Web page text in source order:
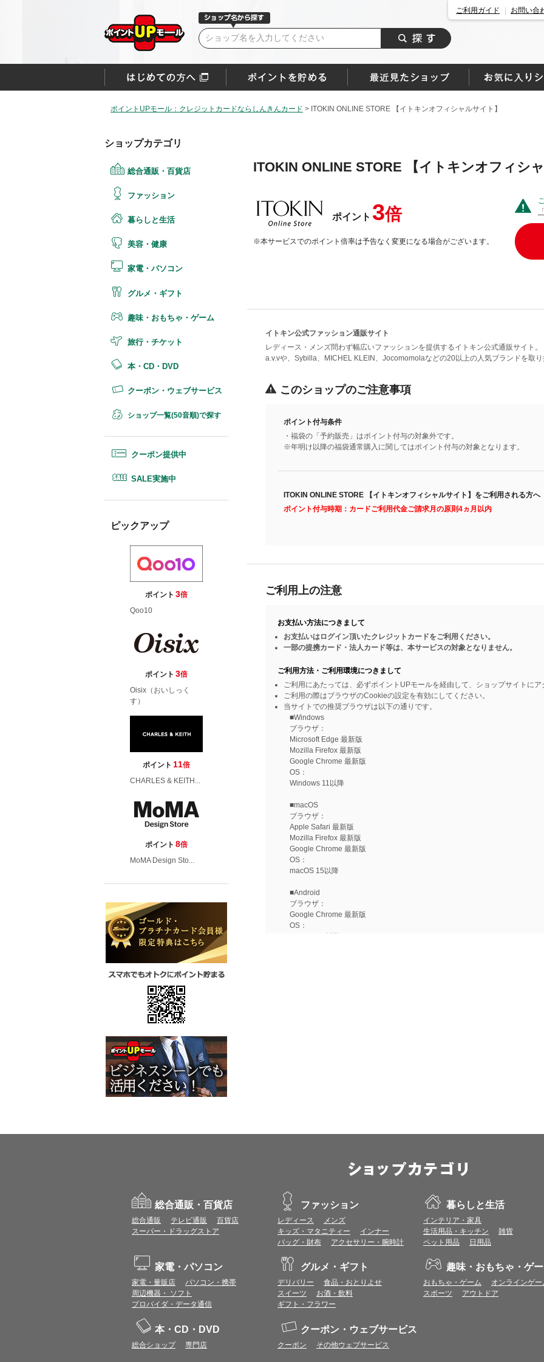
ご利用ガイド お問い合
ポイントUPモール：クレジットカードならしんきんカード > ITOKIN ONLINE STORE 【イトキンオフィシャルサイト】
ショップカテゴリ
総合通販・百貨店
ファッション
暮らしと生活
美容・健康
家電・パソコン
グルメ・ギフト
趣味・おもちゃ・ゲーム
旅行・チケット
本・CD・DVD
クーポン・ウェブサービス
ショップ一覧(50音順)で探す
クーポン提供中
SALE実施中
ピックアップ
ポイント 3倍
Qoo10
ポイント 3倍
Oisix（おいしっく
す）
ポイント 11倍
CHARLES & KEITH...
ポイント 8倍
MoMA Design Sto...
ITOKIN ONLINE STORE 【イトキンオフィシャ
ポイント 3倍
※本サービスでのポイント倍率は予告なく変更になる場合がございます。
イトキン公式ファッション通販サイト
レディース・メンズ問わず幅広いファッションを提供するイトキン公式通販サイト。
a.v.vや、Sybilla、MICHEL KLEIN、Jocomomolaなどの20以上の人気ブランドを取り
このショップのご注意事項
ポイント付与条件
・福袋の「予約販売」はポイント付与の対象外です。
※年明け以降の福袋通常購入に関してはポイント付与の対象となります。
ITOKIN ONLINE STORE 【イトキンオフィシャルサイト】をご利用される方へ
ポイント付与時期：カードご利用代金ご請求月の原則4ヵ月以内
ご利用上の注意
お支払い方法につきまして
お支払いはログイン頂いたクレジットカードをご利用ください。
一部の提携カード・法人カード等は、本サービスの対象となりません。
ご利用方法・ご利用環境につきまして
ご利用にあたっては、必ずポイントUPモールを経由して、ショップサイトにア
ご利用の際はブラウザのCookieの設定を有効にしてください。
当サイトでの推奨ブラウザは以下の通りです。
■Windows
ブラウザ：
Microsoft Edge 最新版
Mozilla Firefox 最新版
Google Chrome 最新版
OS：
Windows 11以降
■macOS
ブラウザ：
Apple Safari 最新版
Mozilla Firefox 最新版
Google Chrome 最新版
OS：
macOS 15以降
■Android
ブラウザ：
Google Chrome 最新版
OS：
Android 15以降
プレミアムポイントの付与予定時期は、カードご利用代金のご請求月と異なる
200円のご利用につき1ポイントとして計算されるため、一部の法人カード等に
が異なる場合があります。
商品購入後、購入内容等に変更があった場合は、プレミアムポイント付与の対
商品をキャンセル・返品した場合は、プレミアムポイント付与の対象となりませ
同一ショップで複数回ご利用される場合は、1回のご利用ごとにポイントUPモ
プレミアムポイントはワールドプレゼントのポイントとして景品等に交換できま
一部対象外となるサービスがあります。
ワールドプレゼントのお問合せの際は各ショップが発行する注文番号等が必要
に届く注文番号等の記載のあるメールを必ず保管してください。
各ショップのアプリ上で購入した場合はポイントUPの対象外となります。
トへ遷移する場合がございますが、その場合も対象外となる可能性があります。
お気に入りショップについて
総合通販・百貨店
総合通販 テレビ通販
百貨店
スーパー・ドラッグストア
ファッション
レディース
メンズ
キッズ・マタニティー
インナー
バッグ・財布
アクセサリー・腕時計
暮らしと生活
インテリア・家具
生活用品・キッチン
雑貨
ペット用品
日用品
家電・パソコン
家電・量販店
パソコン・携帯
周辺機器・ ソフト
プロバイダ・データ通信
グルメ・ギフト
デリバリー
食品・おとりよせ
スイーツ
お酒・飲料
ギフト・フラワー
趣味・おもちゃ・ゲ
おもちゃ・ゲーム
オンラインゲー
スポーツ
アウトドア
本・CD・DVD
総合ショップ 専門店
クーポン・ウェブサービス
クーポン その他ウェブサービス